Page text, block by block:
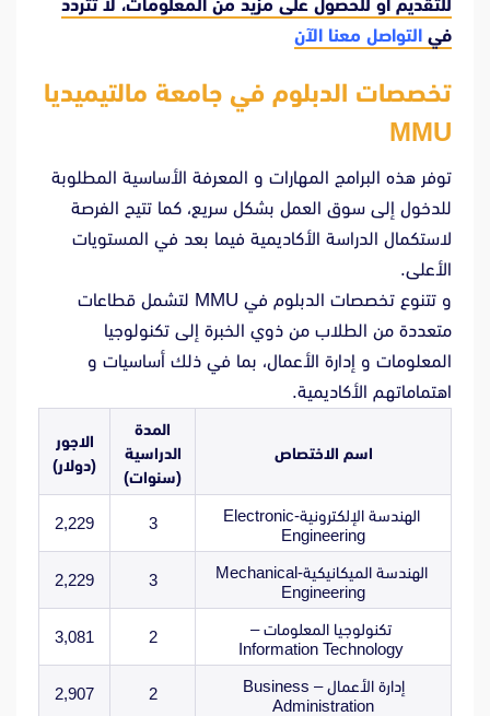
للتقديم أو للحصول على مزيد من المعلومات، لا تتردد
في التواصل معنا الآن
تخصصات الدبلوم في جامعة مالتيميديا
​​MMU
توفر هذه البرامج المهارات و المعرفة الأساسية المطلوبة
للدخول إلى سوق العمل بشكل سريع، كما تتيح الفرصة
لاستكمال الدراسة الأكاديمية فيما بعد في المستويات
الأعلى.
و تتنوع تخصصات الدبلوم في MMU لتشمل قطاعات
متعددة من الطلاب من ذوي الخبرة إلى تكنولوجيا
المعلومات و إدارة الأعمال، بما في ذلك أساسيات و
اهتماماتهم الأكاديمية.
اسم الاختصاص
المدة
الدراسية
(سنوات)
الاجور
(دولار)
الهندسة الإلكترونية-Electronic
Engineering
3
2,229
الهندسة الميكانيكية-Mechanical
Engineering
3
2,229
تكنولوجيا المعلومات –
2
3,081
إدارة الأعمال – Business
Administration
2
2,907